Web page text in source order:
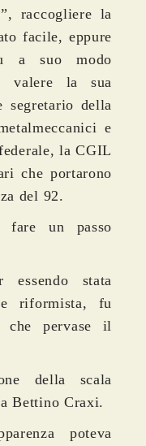
raccogliere la
facile, eppure
a suo modo
valere la sua
segretario della
e
la CGIL
che portarono
del 92.
fare un passo
essendo stata
riformista, fu
che pervase il
della scala
Bettino Craxi.
poteva